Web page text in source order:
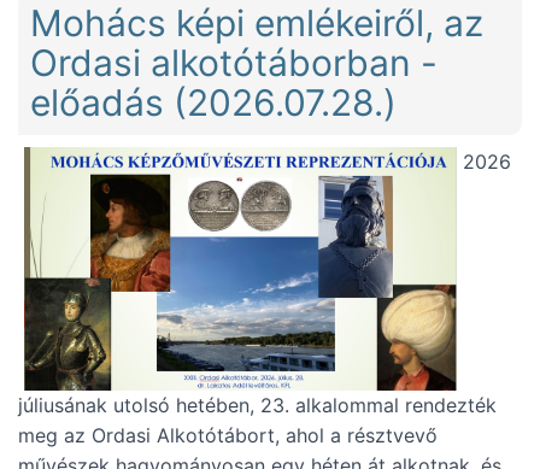
Mohács képi emlékeiről, az
Ordasi alkotótáborban -
előadás (2026.07.28.)
2026
júliusának utolsó hetében, 23. alkalommal rendezték
meg az Ordasi Alkotótábort, ahol a résztvevő